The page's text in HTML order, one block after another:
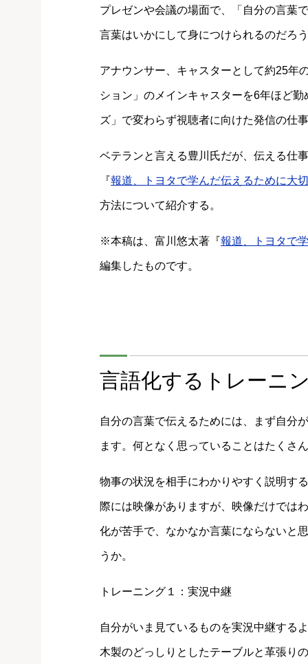
プレゼンや会議の場面で、「自分の言葉
言葉はいかにして身につけられるのだろ
アナウンサー、キャスターとして約25年
ション」のメインキャスターを6年ほど
ズ」で変わらず視聴者に向けた発信の仕
ベテランと言える豊川氏だが、伝える仕
『 報道、トヨタで学んだ伝えるために大
方法について紹介する。
※本稿は、富川悠太著『 報道、トヨタで
編集したものです。
言語化するトレーニ
自分の言葉で伝えるためには、まず自分
ます。何となく思っていることはたくさ
物事の状況を相手にわかりやすく説明す
際には映像がありますが、映像だけでは
化が苦手で、なかなか言葉にならないと
うか。
トレーニング１：実況中継
自分がいま見ているものを実況中継する
木製のどっしりとしたテーブルと革張り